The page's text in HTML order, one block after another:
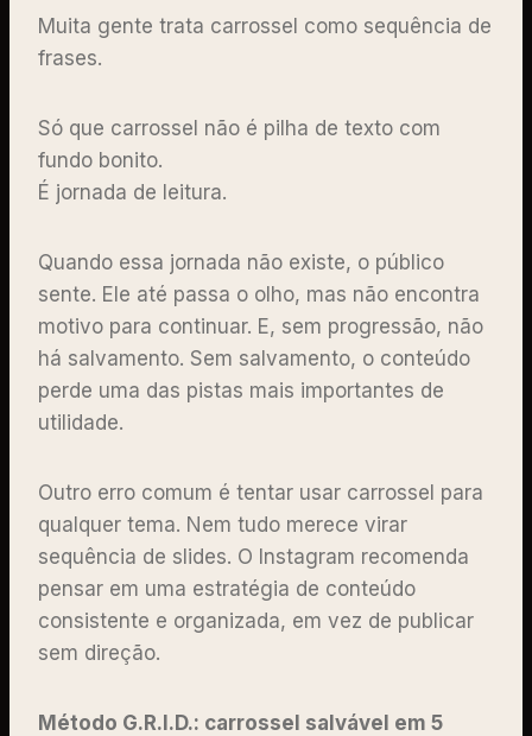
Muita gente trata carrossel como sequência de
frases.
Só que carrossel não é pilha de texto com
fundo bonito.
É jornada de leitura.
Quando essa jornada não existe, o público
sente. Ele até passa o olho, mas não encontra
motivo para continuar. E, sem progressão, não
há salvamento. Sem salvamento, o conteúdo
perde uma das pistas mais importantes de
utilidade.
Outro erro comum é tentar usar carrossel para
qualquer tema. Nem tudo merece virar
sequência de slides. O Instagram recomenda
pensar em uma estratégia de conteúdo
consistente e organizada, em vez de publicar
sem direção.
Método G.R.I.D.: carrossel salvável em 5